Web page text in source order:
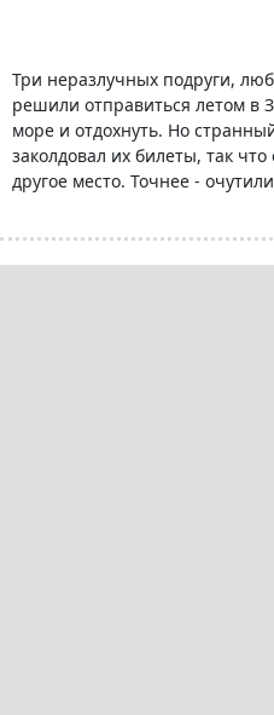
Три неразлучных подруги,
решили отправиться летом в
море и отдохнуть. Но
заколдовал их билеты, так
другое место. Точнее -